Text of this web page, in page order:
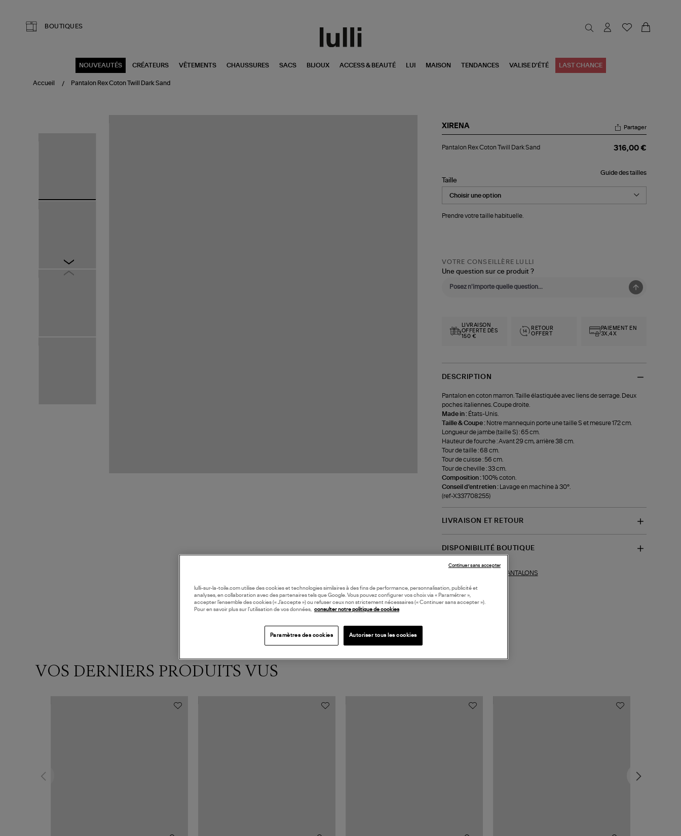
BOUTIQUES
NOUVEAUTÉS CRÉATEURS VÊTEMENTS CHAUSSURES SACS BIJOUX ACCESS & BEAUTÉ LUI MAISON TENDANCES VALISE D'ÉTÉ LAST CHANCE
Accueil Pantalon Rex Coton Twill Dark Sand
XIRENA
Rex
Sand
Partager
Pantalon Rex Coton Twill Dark Sand 316,00 €
Guide des tailles
Taille
Prendre votre taille habituelle.
VOTRE CONSEILLÈRE LULLI
Une question sur ce produit ?
LIVRAISON
OFFERTE DÈS
150 €
RETOUR
OFFERT
PAIEMENT EN
3X,4X
DESCRIPTION
Pantalon en coton marron. Taille élastiquée avec liens de serrage. Deux
poches italiennes. Coupe droite.
Made in : États-Unis.
Taille & Coupe : Notre mannequin porte une taille S et mesure 172 cm.
Longueur de jambe (taille S) : 65 cm.
Hauteur de fourche : Avant 29 cm, arrière 38 cm.
Tour de taille : 68 cm.
Tour de cuisse : 56 cm.
Tour de cheville : 33 cm.
Composition :100% coton.
Conseil d'entretien :
Lavage en machine à 30°.
(ref-X337708255)
LIVRAISON ET RETOUR
DISPONIBILITÉ BOUTIQUE
PANTALONS
VOS DERNIERS PRODUITS VUS
lulli-sur-la-toile.com utilise des cookies et technologies similaires à des fins de performance, personnalisation, publicité et
analyses, en collaboration avec des partenaires tels que Google. Vous pouvez configurer vos choix via « Paramétrer »,
accepter l’ensemble des cookies (« J’accepte ») ou refuser ceux non strictement nécessaires (« Continuer sans accepter »).
Pour en savoir plus sur l’utilisation de vos données,
consulter notre politique de cookies
Paramètres des cookies Autoriser tous les cookies
Continuer sans accepter